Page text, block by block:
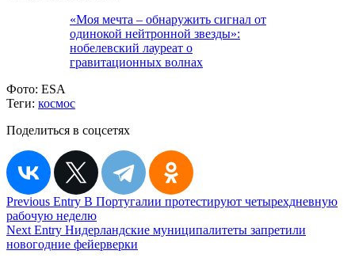
«Моя мечта – обнаружить сигнал от
одинокой нейтронной звезды»:
нобелевский лауреат о
гравитационных волнах
Фото: ESA
Теги: космос
Поделиться в соцсетях
Навигация
по
записям
Previous Entry В Португалии протестируют четырехдневную
рабочую неделю
Next Entry Нидерландские муниципалитеты запретили
новогодние фейерверки